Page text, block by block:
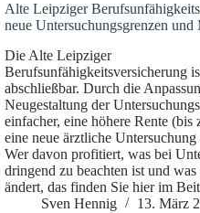
Alte Leipziger
neue Untersuchungsgrenzen und
Die Alte Leipziger
Berufsunfähigkeitsversicherung
abschließbar. Durch die
Neugestaltung der
einfacher, eine höhere Rente (bis
eine neue ärztliche
Wer davon profitiert, was bei
dringend zu beachten ist und was
ändert, das finden Sie hier im
Sven Hennig
13. März